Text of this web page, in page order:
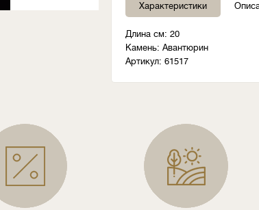
Характеристики
Длина см: 20
Камень: Авантюрин
Артикул: 61517